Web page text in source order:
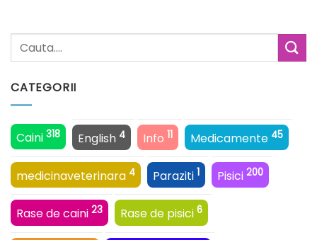
CATEGORII
Caini 318 English 4 Info 11 Medicamente 45
medicinaveterinara 4 Paraziti 1 Pisici 200
Rase de caini 23 Rase de pisici 6